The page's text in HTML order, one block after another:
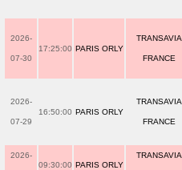
2026-
07-30
17:25:00 PARIS ORLY
TRANSAVIA
FRANCE
2026-
07-29
16:50:00 PARIS ORLY
TRANSAVIA
FRANCE
2026-
09:30:00 PARIS ORLY
TRANSAVIA